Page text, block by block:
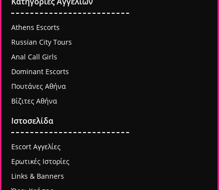
Athens Escorts
Russian City Tours
Anal Call Girls
Dominant Escorts
Πουτάνες Αθήνα
Βίζιτες Αθήνα
Ιστοσελίδα
Escort Αγγελίες
Ερωτικές Ιστορίες
Links & Banners